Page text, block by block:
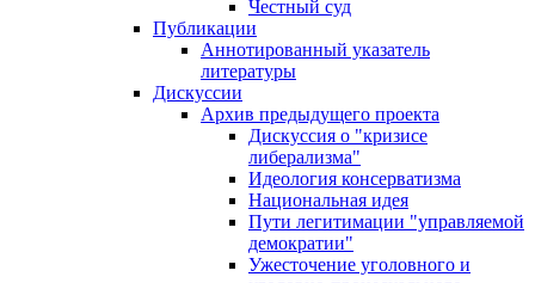
Честный суд
Публикации
Аннотированный указатель
литературы
Дискуссии
Архив предыдущего проекта
Дискуссия о "кризисе
либерализма"
Идеология консерватизма
Национальная идея
Пути легитимации "управляемой
демократии"
Ужесточение уголовного и